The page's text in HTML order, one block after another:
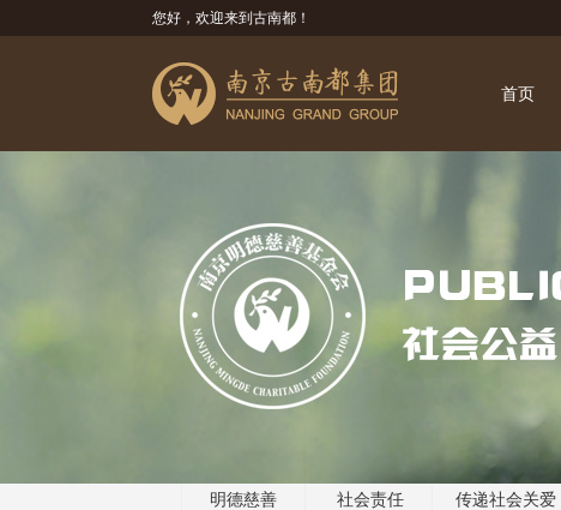
您好，欢迎来到古南都！
首页
明德慈善 社会责任 传递社会关